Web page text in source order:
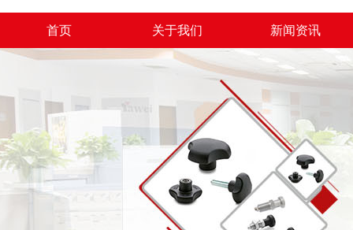
首页 关于我们 新闻资讯